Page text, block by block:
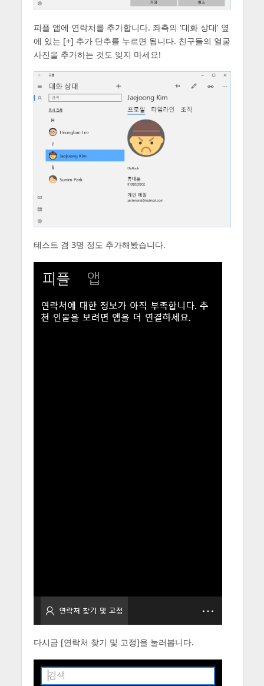
피플 앱에 연락처를 추가합니다. 좌측의 ‘대화 상대’ 옆
에 있는 [+] 추가 단추를 누르면 됩니다. 친구들의 얼굴
사진을 추가하는 것도 잊지 마세요!
테스트 겸 3명 정도 추가해봤습니다.
다시금 [연락처 찾기 및 고정]을 눌러봅니다.